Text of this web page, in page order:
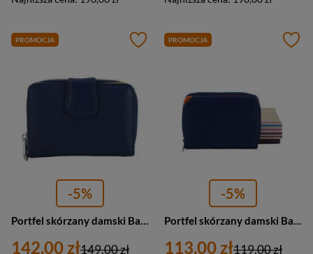
PROMOCJA
-5%
Portfel skórzany damski Barberini's D-115-4 z zapięciem granatowy
142,00 zł149,00 zł
PROMOCJA
-5%
Portfel skórzany damski Barberini's D-8304-4 podwójny granatowy
113,00 zł119,00 zł